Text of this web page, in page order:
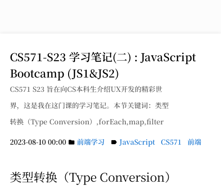
CS571-S23 学习笔记(二) : JavaScript
Bootcamp (JS1&JS2)
CS571 S23 旨在向CS本科生介绍UX开发的精彩世
界，这是我在这门课的学习笔记。本节关键词：类型
转换（Type Conversion）,forEach,map,filter
2023-08-10 00:00 folder 前端学习 label JavaScript CS571 前端
类型转换（Type Conversion）